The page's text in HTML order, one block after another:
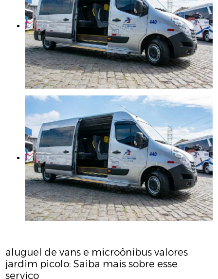
aluguel de vans e microônibus valores
jardim picolo: Saiba mais sobre esse
serviço